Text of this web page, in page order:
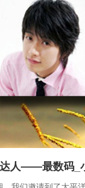
人——最数码_